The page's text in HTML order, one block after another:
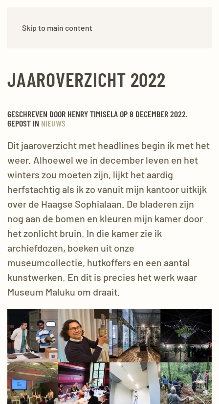
Skip to main content
JAAROVERZICHT 2022
GESCHREVEN DOOR HENRY TIMISELA OP8 DECEMBER 2022.
GEPOST IN NIEUWS
Dit jaaroverzicht met headlines begin ik met het
weer. Alhoewel we in december leven en het
winters zou moeten zijn, lijkt het aardig
herfstachtig als ik zo vanuit mijn kantoor uitkijk
over de Haagse Sophialaan. De bladeren zijn
nog aan de bomen en kleuren mijn kamer door
het zonlicht bruin. In die kamer zie ik
archiefdozen, boeken uit onze
museumcollectie, hutkoffers en een aantal
kunstwerken. En dit is precies het werk waar
Museum Maluku om draait.